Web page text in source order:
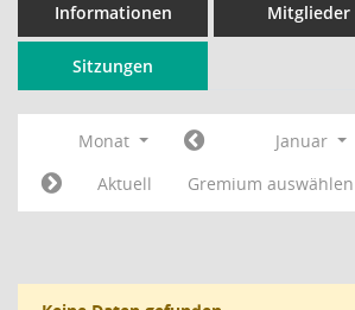
Informationen Mitglieder
Sitzungen
Monat Januar
Aktuell
Gremium auswählen